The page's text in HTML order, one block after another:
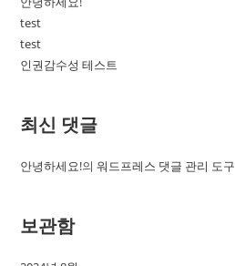
test
test
인권감수성 테스트
최신 댓글
안녕하세요!의워드프레스 댓글 관리 도구
보관함